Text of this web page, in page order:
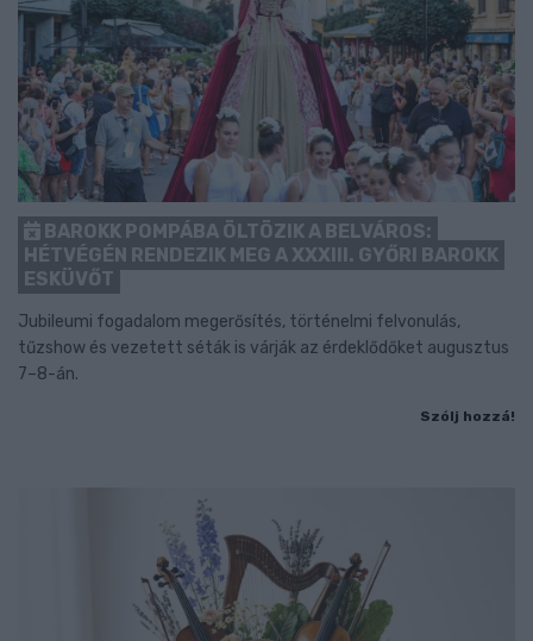
BAROKK POMPÁBA ÖLTÖZIK A BELVÁROS:
HÉTVÉGÉN RENDEZIK MEG A XXXIII. GYŐRI BAROKK
ESKÜVŐT
Jubileumi fogadalom megerősítés, történelmi felvonulás,
tűzshow és vezetett séták is várják az érdeklődőket augusztus
7–8-án.
Szólj hozzá!